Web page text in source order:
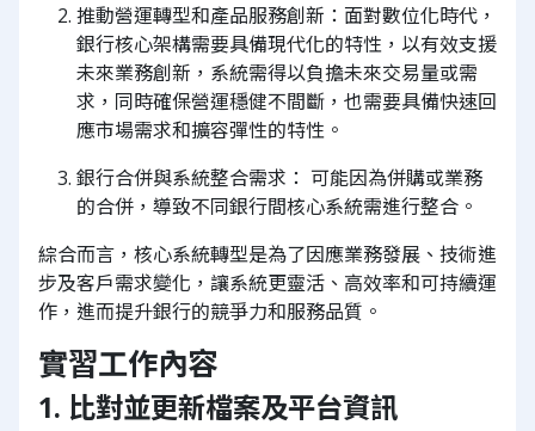
推動營運轉型和產品服務創新：面對數位化時代，
銀行核心架構需要具備現代化的特性，以有效支援
未來業務創新，系統需得以負擔未來交易量或需
求，同時確保營運穩健不間斷，也需要具備快速回
應市場需求和擴容彈性的特性。
銀行合併與系統整合需求： 可能因為併購或業務
的合併，導致不同銀行間核心系統需進行整合。
綜合而言，核心系統轉型是為了因應業務發展、技術進
步及客戶需求變化，讓系統更靈活、高效率和可持續運
作，進而提升銀行的競爭力和服務品質。
實習工作內容
1. 比對並更新檔案及平台資訊